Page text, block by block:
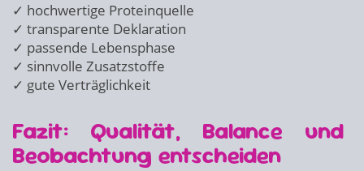
✓ hochwertige Proteinquelle
✓ transparente Deklaration
✓ passende Lebensphase
✓ sinnvolle Zusatzstoffe
✓ gute Verträglichkeit
Fazit: Qualität, Balance und
Beobachtung entscheiden